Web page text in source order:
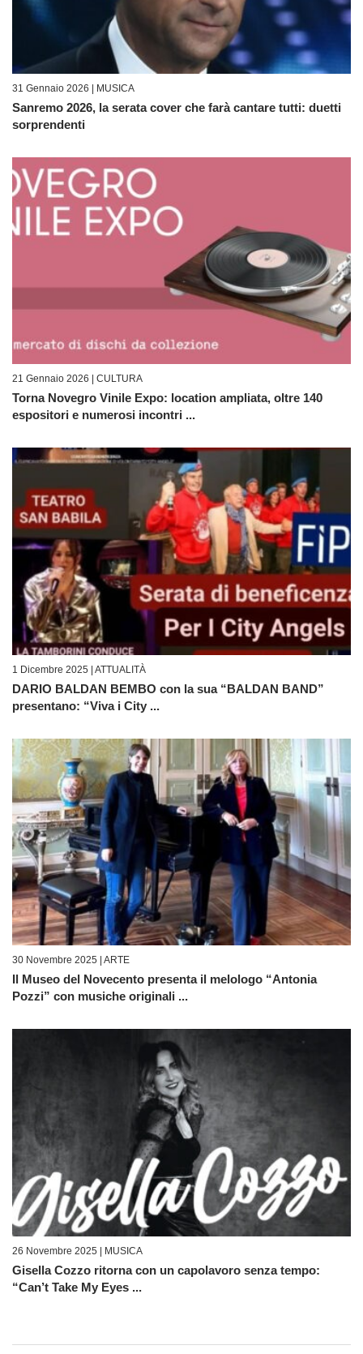
31 Gennaio 2026 | MUSICA
Sanremo 2026, la serata cover che farà cantare tutti: duetti
sorprendenti
21 Gennaio 2026 | CULTURA
Torna Novegro Vinile Expo: location ampliata, oltre 140
espositori e numerosi incontri ...
1 Dicembre 2025 | ATTUALITÀ
DARIO BALDAN BEMBO con la sua “BALDAN BAND”
presentano: “Viva i City ...
30 Novembre 2025 | ARTE
Il Museo del Novecento presenta il melologo “Antonia
Pozzi” con musiche originali ...
26 Novembre 2025 | MUSICA
Gisella Cozzo ritorna con un capolavoro senza tempo:
“Can’t Take My Eyes ...